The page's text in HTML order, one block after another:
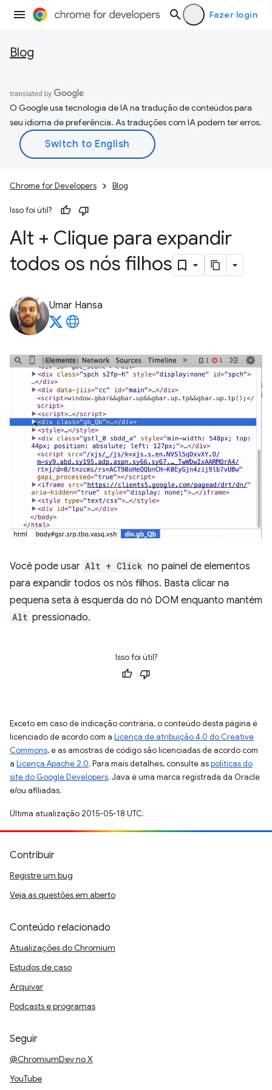
Fazer login
Blog
O Google usa tecnologia de IA na tradução de conteúdos para
seu idioma de preferência. As traduções com IA podem ter erros.
Chrome for Developers Blog
Isso foi útil?
Alt + Clique para expandir
todos os nós filhos
Umar Hansa
Você pode usar Alt + Click no painel de elementos
para expandir todos os nós filhos. Basta clicar na
pequena seta à esquerda do nó DOM enquanto mantém
Alt pressionado.
Isso foi útil?
Exceto em caso de indicação contrária, o conteúdo desta página é
licenciado de acordo com a Licença de atribuição 4.0 do Creative
Commons, e as amostras de código são licenciadas de acordo com
a Licença Apache 2.0. Para mais detalhes, consulte aspolíticas do
site do Google Developers. Java é uma marca registrada da Oracle
e/ou afiliadas.
Última atualização 2015-05-18 UTC.
Contribuir
Registre um bug
Veja as questões em aberto
Conteúdo relacionado
Atualizações do Chromium
Estudos de caso
Arquivar
Podcasts e programas
Seguir
@ChromiumDev no X
YouTube